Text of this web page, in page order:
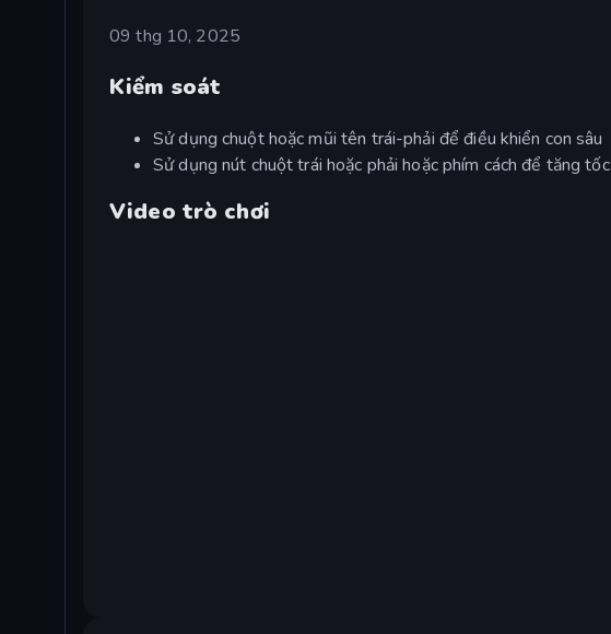
09 thg 10, 2025
Kiểm soát
Sử dụng chuột hoặc mũi tên trái-phải để điều khiển con sâu
Sử dụng nút chuột trái hoặc phải hoặc phím cách để tăng tốc
Video trò chơi